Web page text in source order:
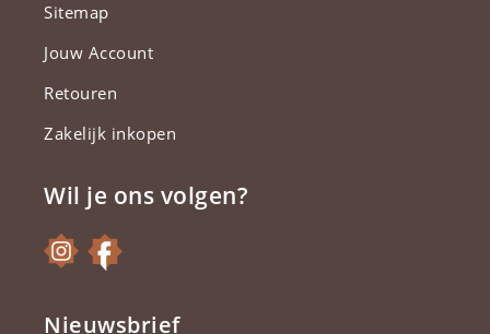
Sitemap
Jouw Account
Retouren
Zakelijk inkopen
Wil je ons volgen?
Nieuwsbrief